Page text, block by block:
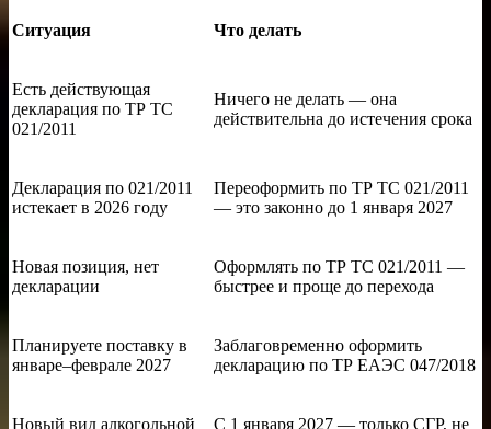
Ситуация Что делать
Есть действующая
декларация по ТР ТС
021/2011
Ничего не делать — она
действительна до истечения срока
Декларация по 021/2011
истекает в 2026 году
Переоформить по ТР ТС 021/2011
— это законно до 1 января 2027
Новая позиция, нет
декларации
Оформлять по ТР ТС 021/2011 —
быстрее и проще до перехода
Планируете поставку в
январе–феврале 2027
Заблаговременно оформить
декларацию по ТР ЕАЭС 047/2018
Новый вид алкогольной
С 1 января 2027 — только СГР, не